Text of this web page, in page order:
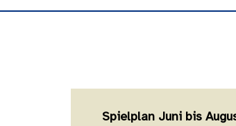
Spielplan Juni bis